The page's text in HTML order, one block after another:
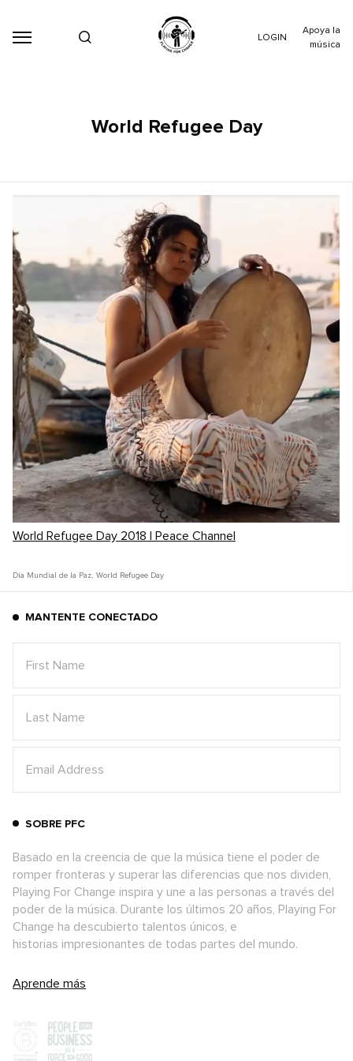
LOGIN
Apoya la
música
World Refugee Day
World Refugee Day 2018 | Peace Channel
Día Mundial de la Paz, World Refugee Day
MANTENTE CONECTADO
SOBRE PFC
Basado en la creencia de que la música tiene el poder de
romper fronteras y superar las diferencias que nos dividen,
Playing For Change inspira y une a las personas a través del
poder de la música. Durante los últimos 20 años, Playing For
Change ha descubierto talentos únicos, e
historias impresionantes de todas partes del mundo.
Aprende más